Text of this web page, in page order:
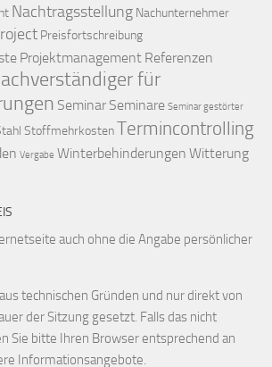
Nachtragsstellung Nachunternehmer
Preisfortschreibung
Projektmanagement Referenzen
für
Seminar Seminare Seminar gestörter
StoffmehrkostenTermincontrolling
Vergabe Winterbehinderungen Witterung
auch ohne die Angabe persönlicher
technischen Gründen und nur direkt von
der Sitzung gesetzt. Falls das nicht
Sie bitte Ihren Browser entsprechend an
Informationsangebote.